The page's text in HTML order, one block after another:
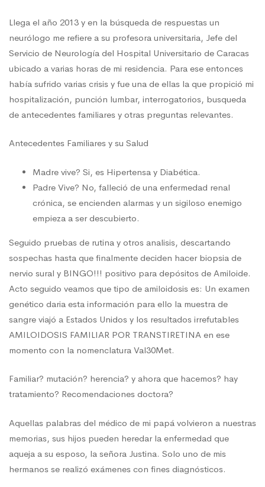
Llega el año 2013 y en la búsqueda de respuestas un
neurólogo me refiere a su profesora universitaria, Jefe del
Servicio de Neurología del Hospital Universitario de Caracas
ubicado a varias horas de mi residencia. Para ese entonces
había sufrido varias crisis y fue una de ellas la que propició mi
hospitalización, punción lumbar, interrogatorios, busqueda
de antecedentes familiares y otras preguntas relevantes.
Antecedentes Familiares y su Salud
Madre vive? Si, es Hipertensa y Diabética.
Padre Vive? No, falleció de una enfermedad renal
crónica, se encienden alarmas y un sigiloso enemigo
empieza a ser descubierto.
Seguido pruebas de rutina y otros analisis, descartando
sospechas hasta que finalmente deciden hacer biopsia de
nervio sural y BINGO!!! positivo para depósitos de Amiloide.
Acto seguido veamos que tipo de amiloidosis es: Un examen
genético daria esta información para ello la muestra de
sangre viajó a Estados Unidos y los resultados irrefutables
AMILOIDOSIS FAMILIAR POR TRANSTIRETINA en ese
momento con la nomenclatura Val30Met.
Familiar? mutación? herencia? y ahora que hacemos? hay
tratamiento? Recomendaciones doctora?
Aquellas palabras del médico de mi papá volvieron a nuestras
memorias, sus hijos pueden heredar la enfermedad que
aqueja a su esposo, la señora Justina. Solo uno de mis
hermanos se realizó exámenes con fines diagnósticos.